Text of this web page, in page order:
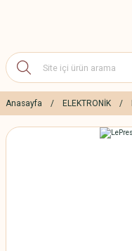
Anasayfa ELEKTRONİK